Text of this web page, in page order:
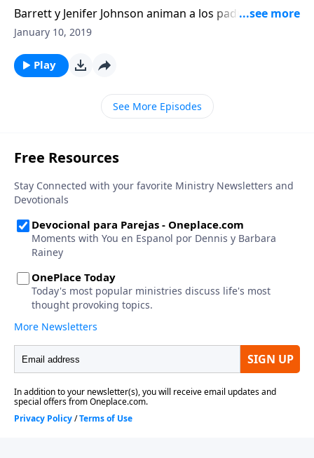
Barrett y Jenifer Johnson animan a los padres y
madres a reconocer su responsabilidad de proteger
familiares, mucho tiempo antes de que sus hijos
tengan la edad suficiente para salir en citas
January 10, 2019
Play
See More Episodes